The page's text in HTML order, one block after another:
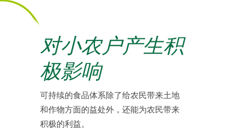
对小农户产生积
极影响
可持续的食品体系除了给农民带来土地
和作物方面的益处外，还能为农民带来
积极的利益。